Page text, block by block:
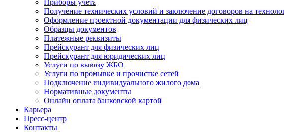
Приборы учета
Получение технических условий и заключение договоров на
Оформление проектной документации для физических лиц
Образцы документов
Платежные реквизиты
Прейскурант для физических лиц
Прейскурант для юридических лиц
Услуги по вывозу ЖБО
Услуги по промывке и прочистке сетей
Подключение индивидуального жилого дома
Нормативные документы
Онлайн оплата банковской картой
Карьера
Пресс-центр
Контакты